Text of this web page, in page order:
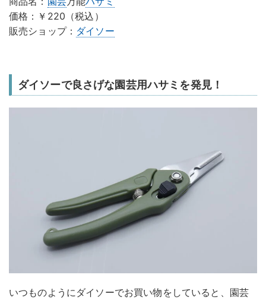
価格：￥220（税込）
販売ショップ： ダイソー
ダイソーで良さげな園芸用ハサミを発見！
いつものようにダイソーでお買い物をしていると、園芸